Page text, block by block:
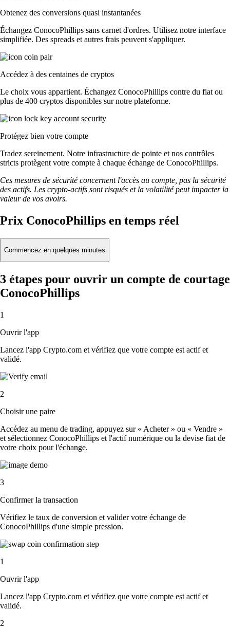
Obtenez des conversions quasi instantanées
Échangez ConocoPhillips sans carnet d'ordres. Utilisez notre interface
simplifiée. Des spreads et autres frais peuvent s'appliquer.
Accédez à des centaines de cryptos
Le choix vous appartient. Échangez ConocoPhillips contre du fiat ou
plus de 400 cryptos disponibles sur notre plateforme.
Protégez bien votre compte
Tradez sereinement. Notre infrastructure de pointe et nos contrôles
stricts protègent votre compte à chaque échange de ConocoPhillips.
Ces mesures de sécurité concernent l'accès au compte, pas la sécurité
des actifs. Les crypto-actifs sont risqués et la volatilité peut impacter la
valeur de vos avoirs.
Prix ConocoPhillips en temps réel
Commencez en quelques minutes
3 étapes pour ouvrir un compte de courtage
ConocoPhillips
1
Ouvrir l'app
Lancez l'app Crypto.com et vérifiez que votre compte est actif et
validé.
2
Choisir une paire
Accédez au menu de trading, appuyez sur « Acheter » ou « Vendre »
et sélectionnez ConocoPhillips et l'actif numérique ou la devise fiat de
votre choix pour l'échange.
3
Confirmer la transaction
Vérifiez le taux de conversion et valider votre échange de
ConocoPhillips d'une simple pression.
1
Ouvrir l'app
Lancez l'app Crypto.com et vérifiez que votre compte est actif et
validé.
2